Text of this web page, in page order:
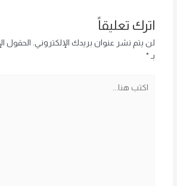
اترك تعليقاً
لن يتم نشر عنوان بريدك الإلكتروني. الحقول
بـ *